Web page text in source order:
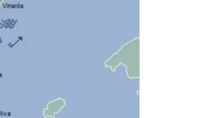
COLOR DURANTE L’ALBA DE LES FALLES
PER A XIQUETS
PER A XIQUETS
se verá afectado por los actos que se celebrarán